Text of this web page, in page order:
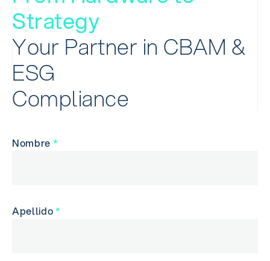
Strategy
Your Partner in CBAM &
ESG
Compliance
Nombre *
Apellido*